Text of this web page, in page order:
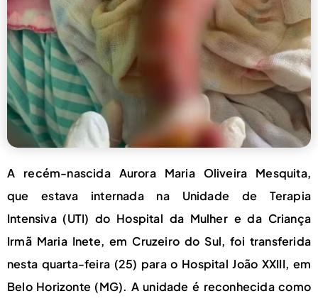
A recém-nascida Aurora Maria Oliveira Mesquita,
que estava internada na Unidade de Terapia
Intensiva (UTI) do Hospital da Mulher e da Criança
Irmã Maria Inete, em Cruzeiro do Sul, foi transferida
nesta quarta-feira (25) para o Hospital João XXIII, em
Belo Horizonte (MG). A unidade é reconhecida como